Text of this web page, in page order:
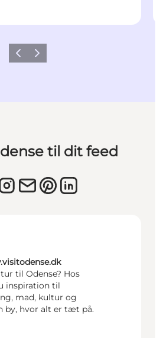
ForrigeNæste
til dit feed
til Odense? Hos
inspiration til
mad, kultur og
by, hvor alt er tæt på.